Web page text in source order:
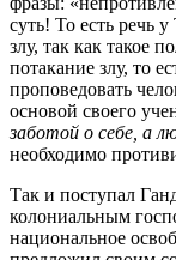
суть! То есть речь
злу, так как такое
потакание злу, то
проповедовать
основой своего
заботой о себе, а
необходимо
Так и поступал
колониальным
национальное